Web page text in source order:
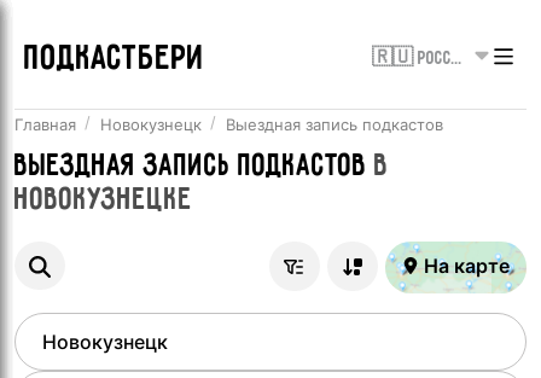
ПОДКАСТБЕРИ 🇷🇺 Россия
Главная Новокузнецк Выездная запись подкастов
Выездная запись подкастов в
Новокузнецке
На карте